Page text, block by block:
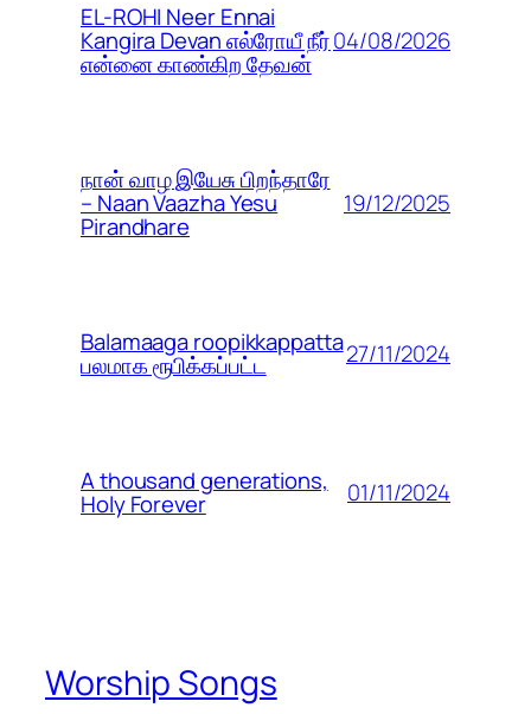
EL-ROHI Neer Ennai
Kangira Devan எல்ரோயீ நீர்
என்னை காண்கிற தேவன்
04/08/2026
நான் வாழ இயேசு பிறந்தாரே
– Naan Vaazha Yesu
Pirandhare
19/12/2025
Balamaaga roopikkappatta
பலமாக ரூபிக்கப்பட்ட 27/11/2024
A thousand generations,
Holy Forever 01/11/2024
Worship Songs